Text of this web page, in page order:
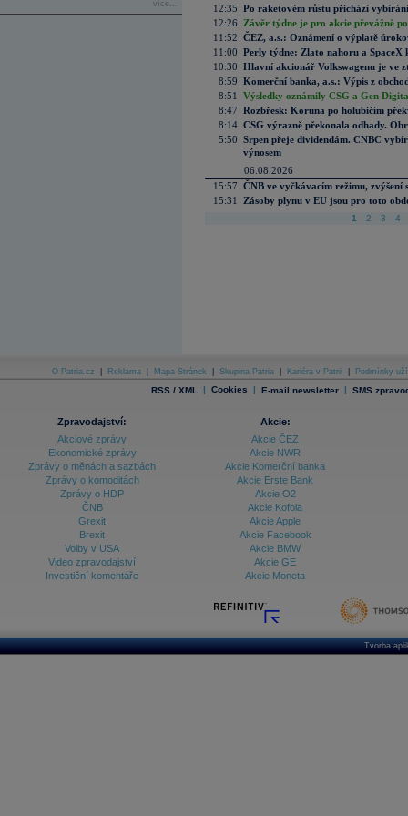
více...
12:35 Po raketovém růstu přichází
12:26
Závěr týdne je pro akcie převážně
11:52 ČEZ, a.s.: Oznámení o výplatě
11:00 Perly týdne: Zlato nahoru a SpaceX
10:30 Hlavní akcionář Volkswagenu je ve
8:59 Komerční banka, a.s.: Výpis z
8:51
Výsledky oznámily CSG a Gen
8:47 Rozbřesk: Koruna po holubičím
8:14 CSG výrazně překonala odhady.
5:50 Srpen přeje dividendám. CNBC
výnosem
06.08.2026
15:57 ČNB ve vyčkávacím režimu, zvýšení
15:31
Zásoby plynu v EU jsou pro toto
1 2 3 4
O Patria.cz Reklama Mapa Stránek Skupina Patria Kariéra v Patrii Podmínky
RSS / XML | Cookies | E-mail newsletter | SMS
Zpravodajství:
Akciové zprávy
Ekonomické zprávy
Zprávy o měnách a sazbách
Zprávy o komoditách
Zprávy o HDP
ČNB
Grexit
Brexit
Volby v USA
Video zpravodajství
Investiční komentáře
Akcie:
Akcie ČEZ
Akcie NWR
Akcie Komerční banka
Akcie Erste Bank
Akcie O2
Akcie Kofola
Akcie Apple
Akcie Facebook
Akcie BMW
Akcie GE
Akcie Moneta
Tvorba